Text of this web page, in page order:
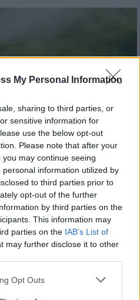
My Personal Information
sharing to third parties, or
sensitive information for
use the below opt-out
Please note that after your
may continue seeing
information utilized by
to third parties prior to
opt-out of the further
by third parties on the
This information may
parties on the IAB’s List of
may further disclose it to other
uses one or more Google
Opt Outs
Pakson